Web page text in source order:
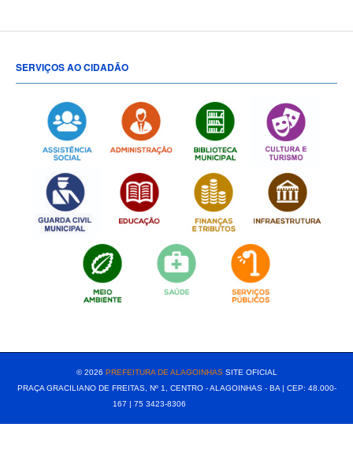
SERVIÇOS AO CIDADÃO
© 2026 PREFEITURA DE ALAGOINHASSITE OFICIAL
PRAÇA GRACILIANO DE FREITAS, Nº 1, CENTRO - ALAGOINHAS - BA | CEP: 48.000-
167 | 75 3423-8306⠀⠀⠀⠀⠀⠀⠀⠀⠀⠀